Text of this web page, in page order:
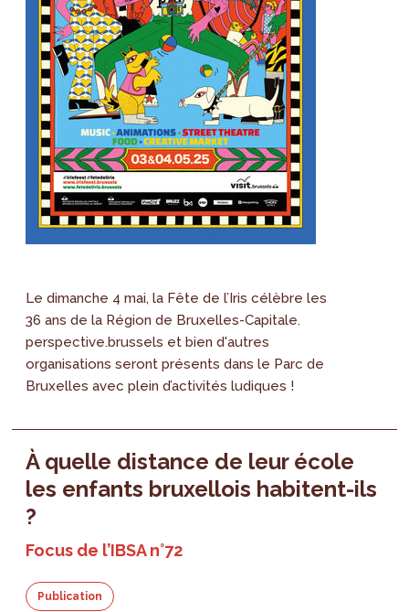
Le dimanche 4 mai, la Fête de l’Iris célèbre les
36 ans de la Région de Bruxelles-Capitale.
perspective.brussels et bien d'autres
organisations seront présents dans le Parc de
Bruxelles avec plein d’activités ludiques !
À quelle distance de leur école
les enfants bruxellois habitent-ils
?
Focus de l’IBSA n°72
Publication